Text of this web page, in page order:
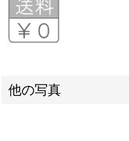
他の写真